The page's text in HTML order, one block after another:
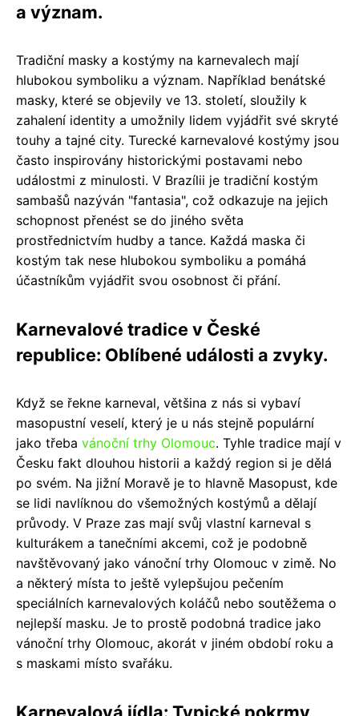
a význam.
Tradiční masky a kostýmy na karnevalech mají
hlubokou symboliku a význam. Například benátské
masky, které se objevily ve 13. století, sloužily k
zahalení identity a umožnily lidem vyjádřit své skryté
touhy a tajné city. Turecké karnevalové kostýmy jsou
často inspirovány historickými postavami nebo
událostmi z minulosti. V Brazílii je tradiční kostým
sambašů nazýván "fantasia", což odkazuje na jejich
schopnost přenést se do jiného světa
prostřednictvím hudby a tance. Každá maska či
kostým tak nese hlubokou symboliku a pomáhá
účastníkům vyjádřit svou osobnost či přání.
Karnevalové tradice v České
republice: Oblíbené události a zvyky.
Když se řekne karneval, většina z nás si vybaví
masopustní veselí, který je u nás stejně populární
jako třeba vánoční trhy Olomouc. Tyhle tradice mají v
Česku fakt dlouhou historii a každý region si je dělá
po svém. Na jižní Moravě je to hlavně Masopust, kde
se lidi navlíknou do všemožných kostýmů a dělají
průvody. V Praze zas mají svůj vlastní karneval s
kulturákem a tanečními akcemi, což je podobně
navštěvovaný jako vánoční trhy Olomouc v zimě. No
a některý místa to ještě vylepšujou pečením
speciálních karnevalových koláčů nebo soutěžema o
nejlepší masku. Je to prostě podobná tradice jako
vánoční trhy Olomouc, akorát v jiném období roku a
s maskami místo svařáku.
Karnevalová jídla: Typické pokrmy